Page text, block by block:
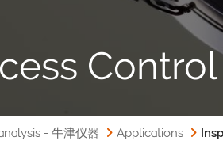
Control
- 牛津仪器 Applications